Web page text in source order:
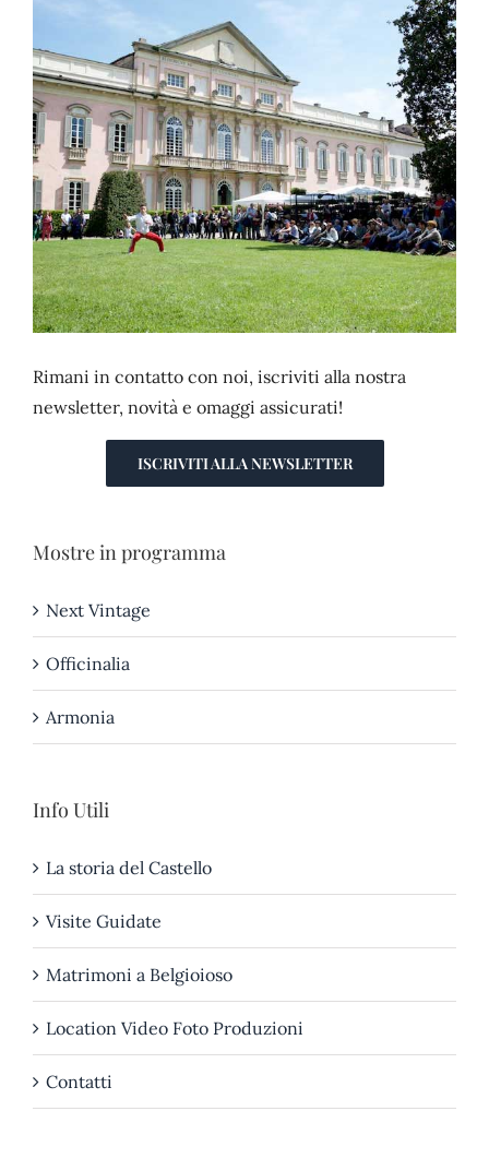
CONTATTI
Rimani in contatto con noi, iscriviti alla nostra
newsletter, novità e omaggi assicurati!
ISCRIVITI ALLA NEWSLETTER
Mostre in programma
Next Vintage
Officinalia
Armonia
Info Utili
La storia del Castello
Visite Guidate
Matrimoni a Belgioioso
Location Video Foto Produzioni
Contatti